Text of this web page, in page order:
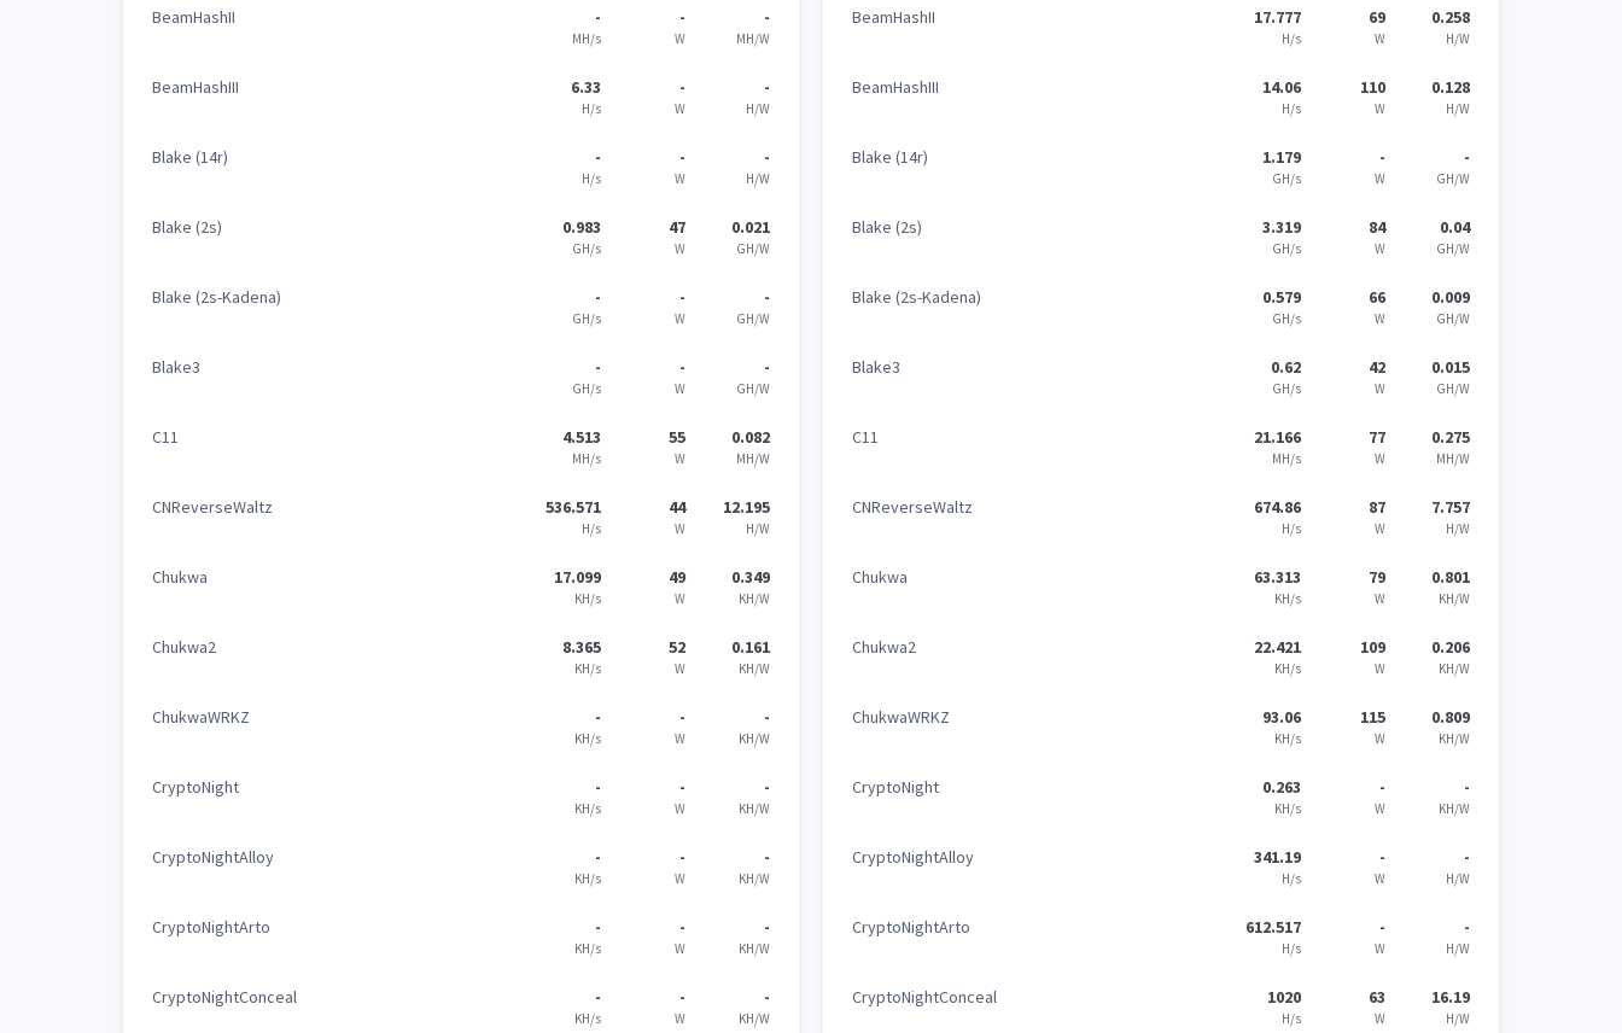
BeamHashII -
MH/s
-
W
-
MH/W
BeamHashIII 6.33
H/s
-
W
-
H/W
Blake (14r) -
H/s
-
W
-
H/W
Blake (2s) 0.983
GH/s
47
W
0.021
GH/W
Blake (2s-Kadena) -
GH/s
-
W
-
GH/W
Blake3 -
GH/s
-
W
-
GH/W
C11 4.513
MH/s
55
W
0.082
MH/W
CNReverseWaltz 536.571
H/s
44
W
12.195
H/W
Chukwa 17.099
KH/s
49
W
0.349
KH/W
Chukwa2 8.365
KH/s
52
W
0.161
KH/W
ChukwaWRKZ -
KH/s
-
W
-
KH/W
CryptoNight -
KH/s
-
W
-
KH/W
CryptoNightAlloy -
KH/s
-
W
-
KH/W
CryptoNightArto -
KH/s
-
W
-
KH/W
CryptoNightConceal -
KH/s
-
W
-
KH/W
BeamHashII 17.777
H/s
69
W
0.258
H/W
BeamHashIII 14.06
H/s
110
W
0.128
H/W
Blake (14r) 1.179
GH/s
-
W
-
GH/W
Blake (2s) 3.319
GH/s
84
W
0.04
GH/W
Blake (2s-Kadena) 0.579
GH/s
66
W
0.009
GH/W
Blake3 0.62
GH/s
42
W
0.015
GH/W
C11 21.166
MH/s
77
W
0.275
MH/W
CNReverseWaltz 674.86
H/s
87
W
7.757
H/W
Chukwa 63.313
KH/s
79
W
0.801
KH/W
Chukwa2 22.421
KH/s
109
W
0.206
KH/W
ChukwaWRKZ 93.06
KH/s
115
W
0.809
KH/W
CryptoNight 0.263
KH/s
-
W
-
KH/W
CryptoNightAlloy 341.19
H/s
-
W
-
H/W
CryptoNightArto 612.517
H/s
-
W
-
H/W
CryptoNightConceal 1020
H/s
63
W
16.19
H/W